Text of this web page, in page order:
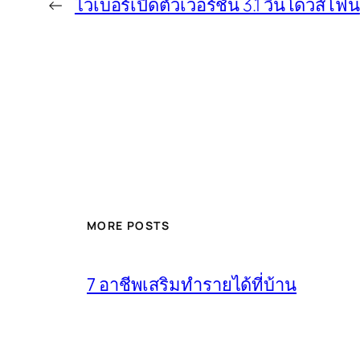
← ไวเบอร์เปิดตัวเวอร์ชั่น 3.1 วินโดวส์โฟน
MORE POSTS
7 อาชีพเสริมทำรายได้ที่บ้าน